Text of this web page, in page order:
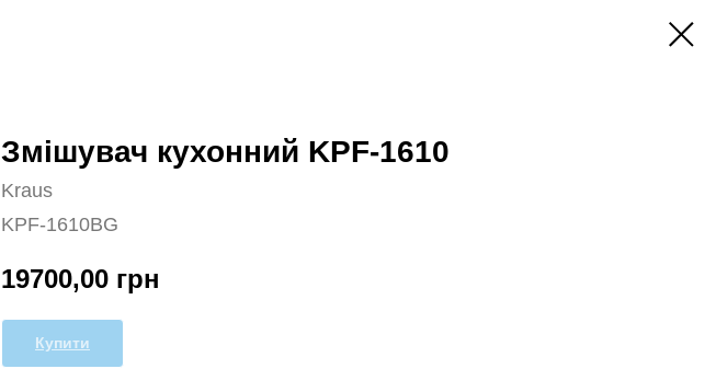
Змішувач кухонний KPF-1610
Kraus
KPF-1610BG
19700,00 грн
Купити